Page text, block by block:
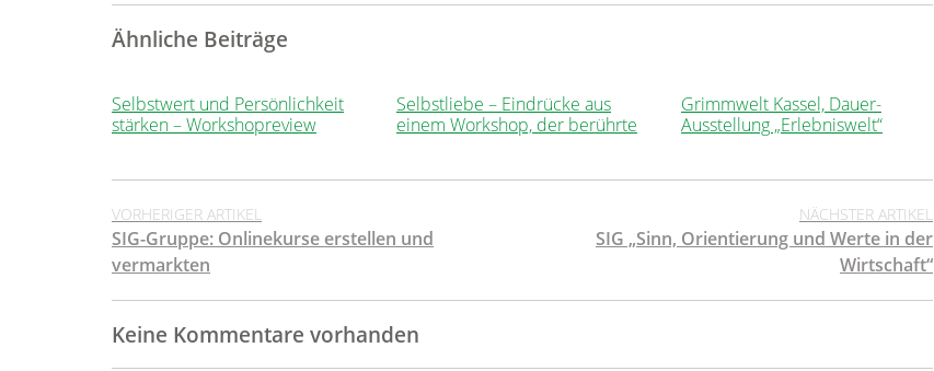
Ähnliche Beiträge
Selbstwert und Persönlichkeit
stärken – Workshopreview
Selbstliebe – Eindrücke aus
einem Workshop, der berührte
Grimmwelt Kassel, Dauer-
Ausstellung „Erlebniswelt“
VORHERIGER ARTIKEL
SIG-Gruppe: Onlinekurse erstellen und
vermarkten
NÄCHSTER ARTIKEL
SIG „Sinn, Orientierung und Werte in der
Wirtschaft“
Keine Kommentare vorhanden